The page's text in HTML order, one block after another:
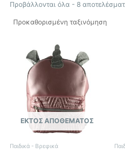
Προβάλλονται όλα - 8
ΕΚΤΌΣ ΑΠΟΘΈΜΑΤΟΣ
Παιδικά - Βρεφικά